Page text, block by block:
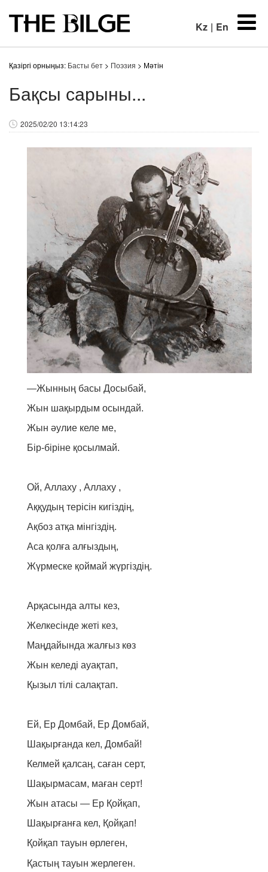
Kz | En
Қазіргі орныңыз: Басты бет > Поэзия > Мәтін
Бақсы сарыны...
2025/02/20 13:14:23
—Жынның басы Досыбай,
Жын шақырдым осындай.
Жын әулие келе ме,
Бip-бipінe қосылмай.
Ой, Аллаху , Аллаху ,
Аққудың терісін кигіздің,
Ақбоз атқа мінгіздің.
Аса қолға алғыздың,
Жүрмеске қоймай жүргіздің.
Арқасында алты кез,
Желкесінде жеті кез,
Маңдайында жалғыз көз
Жын келеді ауақтап,
Қызыл тілі салақтап.
Ей, Ер Домбай, Ер Домбай,
Шақырғанда кел, Домбай!
Келмей қалсаң, саған серт,
Шақырмасам, маған серт!
Жын атасы — Ер Қойқап,
Шақырғанға кел, Қойқап!
Қойқап тауын өрлеген,
Қастыңтауын жерлеген.